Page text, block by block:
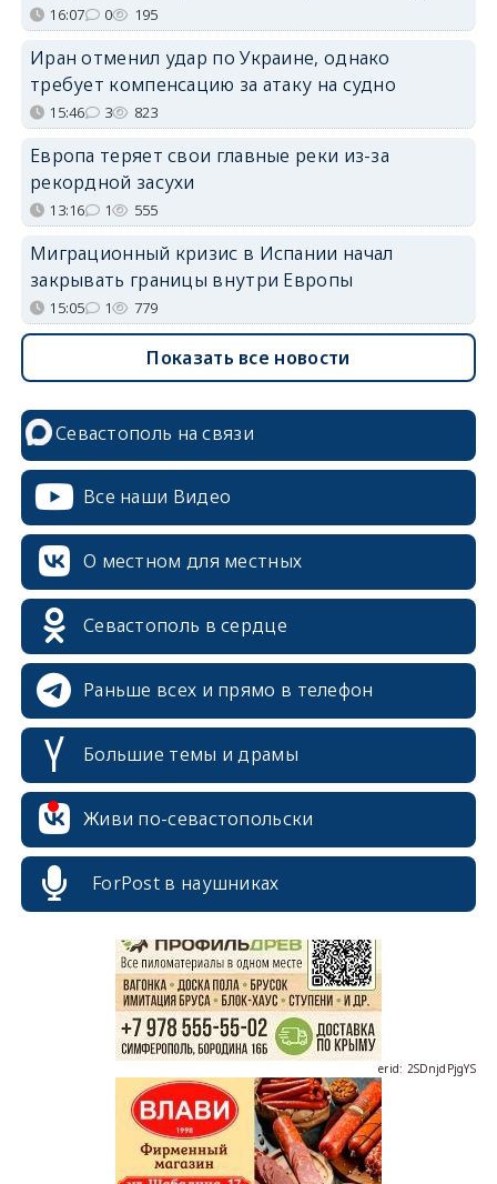
16:07 0 195
Иран отменил удар по Украине, однако
требует компенсацию за атаку на судно
15:46 3 823
Европа теряет свои главные реки из-за
рекордной засухи
13:16 1 555
Миграционный кризис в Испании начал
закрывать границы внутри Европы
15:05 1 779
Показать все новости
Севастополь на связи
Все наши Видео
О местном для местных
Севастополь в сердце
Раньше всех и прямо в телефон
Большие темы и драмы
Живи по-севастопольски
ForPost в наушниках
erid: 2SDnjcrDNw6
erid: 2SDnjdPjgYS
erid: 2SDnjdvhGXG